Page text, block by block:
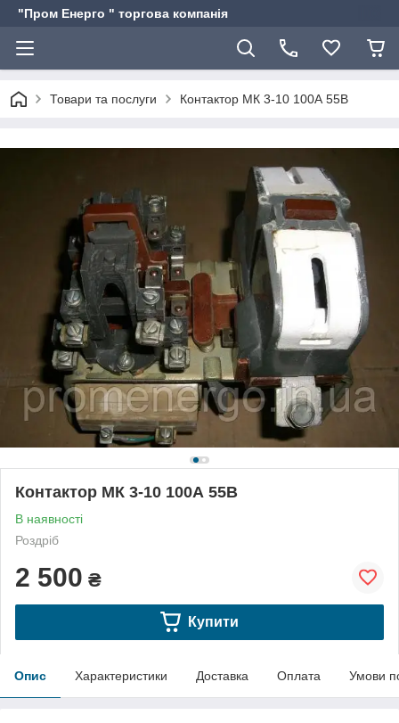
"Пром Енерго " торгова компанія
Товари та послуги Контактор МК 3-10 100А 55В
Контактор МК 3-10 100А 55В
В наявності
Роздріб
2 500 ₴
Купити
Опис Характеристики Доставка Оплата Умови